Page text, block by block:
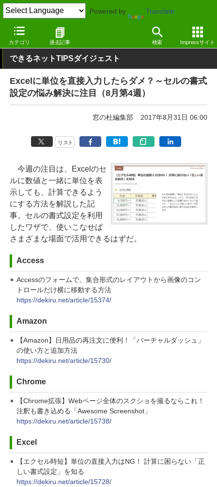
Powered by Translate
カテゴリ 過去記事 検索 Impressサイト
窓の杜 その他の話題
できるネットTIPSダイジェスト
Excelに単位を直接入力したらダメ？～セルの書式
設定の悩み解決に注目（8月第4週）
窓の杜編集部 2017年8月31日 06:00
リスト
今週の注目は、Excelのセ
ルに数値と一緒に単位を表
示しても、計算できるよう
にする方法を解説した記
事。セルの書式設定を利用
したワザで、使いこなせば
さまざまな場面で活用できるはずだ。
Access
Accessのフォームで、集合形式のレイアウトから画像のコン
トロールだけ横に移動する方法
https://dekiru.net/article/15374/
Amazon
【Amazon】日用品の再注文に便利！「バーチャルダッシュ」
の使い方と追加方法
https://dekiru.net/article/15730/
Chrome
【Chrome拡張】Webページ全体のスクショを撮るならこれ！
注釈も書き込める「Awesome Screenshot」
https://dekiru.net/article/15738/
Excel
【エクセル時短】単位の直接入力はNG！ 計算に困らない「正
しい書式設定」を知る
https://dekiru.net/article/15728/